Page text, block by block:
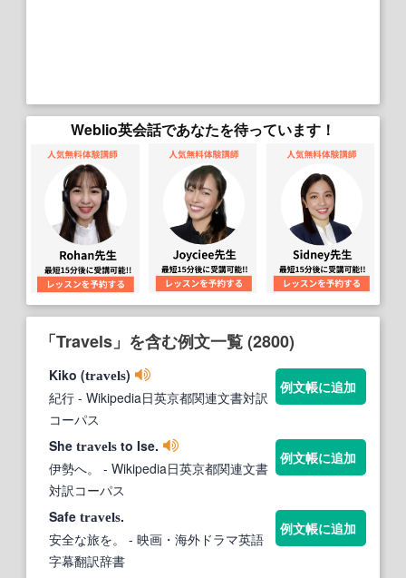
Weblio英会話であなたを待っています！
「Travels」を含む例文一覧 (2800)
Kiko (travels)
紀行 - Wikipedia日英京都関連文書対訳
コーパス
例文帳に追加
She travels to Ise.
伊勢へ。
- Wikipedia日英京都関連文書
対訳コーパス
例文帳に追加
Safe travels.
安全な旅を。
- 映画・海外ドラマ英語
字幕翻訳辞書
例文帳に追加